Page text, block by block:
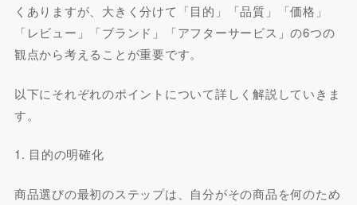
くありますが、大きく分けて「目的」「品質」「価格」
「レビュー」「ブランド」「アフターサービス」の6つの
観点から考えることが重要です。
以下にそれぞれのポイントについて詳しく解説していきま
す。
1. 目的の明確化
商品選びの最初のステップは、自分がその商品を何のため